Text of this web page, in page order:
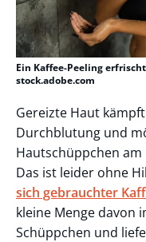
Ein Kaffee-Peeling
stock.adobe.com
Gereizte Haut
Durchblutung und
Hautschüppchen
Das ist leider ohne
sich gebrauchter
kleine Menge davon
Schüppchen und